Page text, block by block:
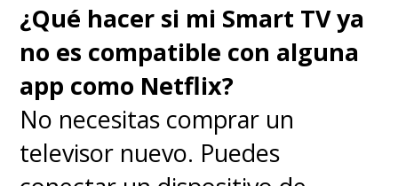
¿Qué hacer si mi Smart TV ya
no es compatible con alguna
app como Netflix?
No necesitas comprar un
televisor nuevo. Puedes